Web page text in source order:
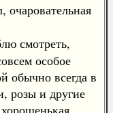
очаровательная
смотреть,
особое
обычно всегда в
розы и другие